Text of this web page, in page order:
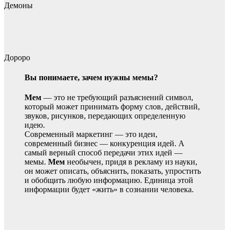
Демоны
Дороро
Вы понимаете, зачем нужны мемы?
Мем — это не требующий разъяснений символ,
который может принимать форму слов, действий,
звуков, рисунков, передающих определенную
идею.
Современный маркетинг — это идеи,
современный бизнес — конкуренция идей. А
самый верный способ передачи этих идей —
мемы. Мем необычен, придя в рекламу из науки,
он может описать, объяснить, показать, упростить
и обобщить любую информацию. Единица этой
информации будет «жить» в сознании человека.